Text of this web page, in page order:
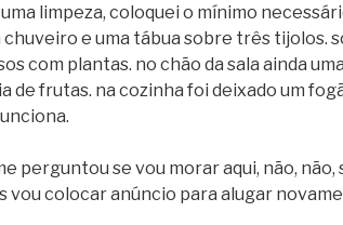
limpeza, coloquei o mínimo
chuveiro e uma tábua sobre três tijolos.
com plantas. no chão da sala ainda
de frutas. na cozinha foi deixado um
perguntou se vou morar aqui, não, não,
vou colocar anúncio para alugar